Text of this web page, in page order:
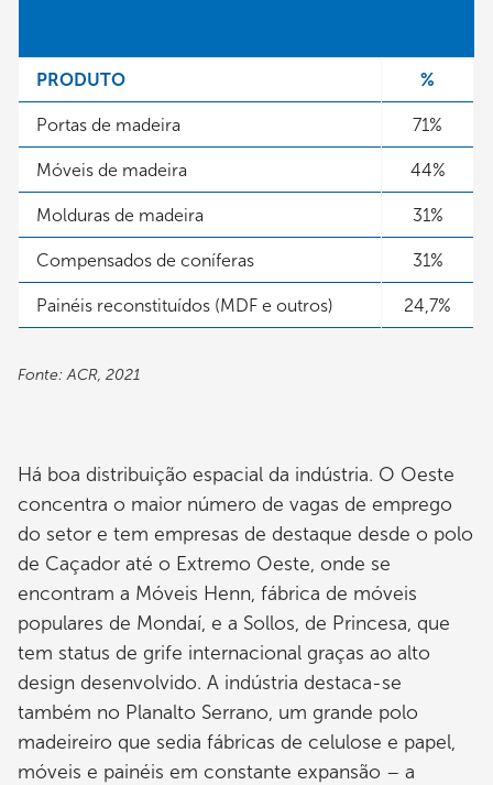
PRODUTO %
Portas de madeira 71%
Móveis de madeira 44%
Molduras de madeira 31%
Compensados de coníferas 31%
Painéis reconstituídos (MDF e outros) 24,7%
Fonte: ACR, 2021
Há boa distribuição espacial da indústria. O Oeste
concentra o maior número de vagas de emprego
do setor e tem empresas de destaque desde o polo
de Caçador até o Extremo Oeste, onde se
encontram a Móveis Henn, fábrica de móveis
populares de Mondaí, e a Sollos, de Princesa, que
tem status de grife internacional graças ao alto
design desenvolvido. A indústria destaca-se
também no Planalto Serrano, um grande polo
madeireiro que sedia fábricas de celulose e papel,
móveis e painéis em constante expansão – a